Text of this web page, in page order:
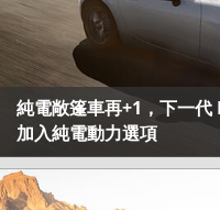
純電敞篷車再+1，下一
加入純電動力選項